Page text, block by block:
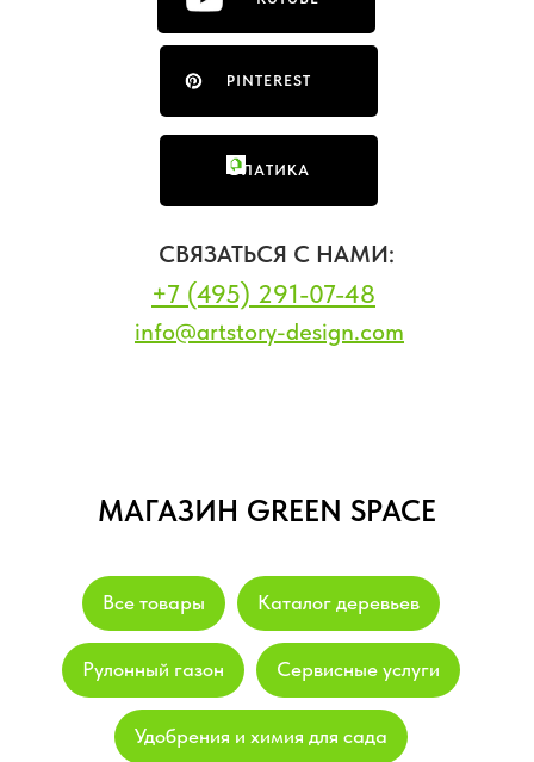
PINTEREST
ФЛАТИКА
СВЯЗАТЬСЯ С НАМИ:
+7 (495) 291-07-48
info@artstory-design.com
МАГАЗИН GREEN SPACE
Все товары Каталог деревьев
Рулонный газон Сервисные услуги
Удобрения и химия для сада